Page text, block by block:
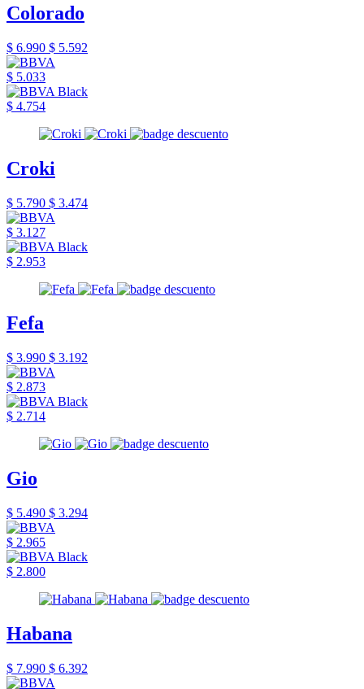
Colorado
$ 6.990 $ 5.592
$ 5.033
$ 4.754
Croki
$ 5.790 $ 3.474
$ 3.127
$ 2.953
Fefa
$ 3.990 $ 3.192
$ 2.873
$ 2.714
Gio
$ 5.490 $ 3.294
$ 2.965
$ 2.800
Habana
$ 7.990 $ 6.392